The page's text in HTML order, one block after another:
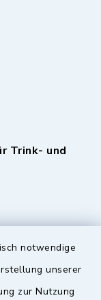
notwendige
unserer
zur Nutzung
Trink- und